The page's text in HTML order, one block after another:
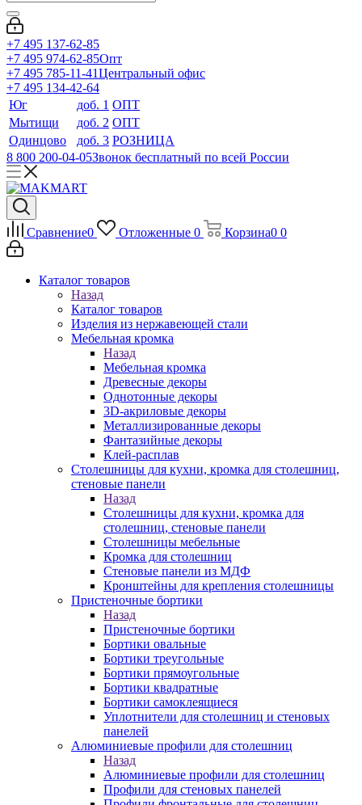
+7 495 137-62-85
+7 495 974-62-85Опт
+7 495 785-11-41Центральный офис
+7 495 134-42-64
Юг
доб. 1 ОПТ
Мытищи
доб. 2 ОПТ
Одинцово
доб. 3 РОЗНИЦА
8 800 200-04-05Звонок бесплатный по всей России
Сравнение0 Отложенные 0 Корзина0 0
Каталог товаров
Назад
Каталог товаров
Изделия из нержавеющей стали
Мебельная кромка
Назад
Мебельная кромка
Древесные декоры
Однотонные декоры
3D-акриловые декоры
Металлизированные декоры
Фантазийные декоры
Клей-расплав
Столешницы для кухни, кромка для столешниц,
стеновые панели
Назад
Столешницы для кухни, кромка для
столешниц, стеновые панели
Столешницы мебельные
Кромка для столешниц
Стеновые панели из МДФ
Кронштейны для крепления столешницы
Пристеночные бортики
Назад
Пристеночные бортики
Бортики овальные
Бортики треугольные
Бортики прямоугольные
Бортики квадратные
Бортики самоклеящиеся
Уплотнители для столешниц и стеновых
панелей
Алюминиевые профили для столешниц
Назад
Алюминиевые профили для столешниц
Профили для стеновых панелей